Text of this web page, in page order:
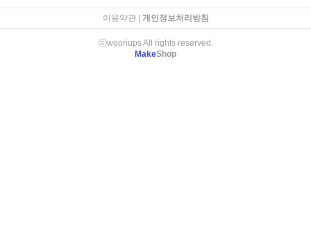
이용약관| 개인정보처리방침
ⓒwooriups All rights reserved.
MakeShop